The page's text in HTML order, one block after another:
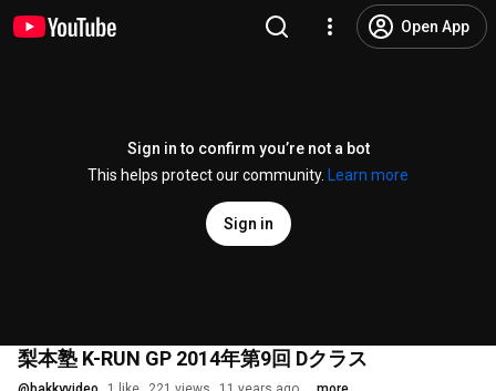
Open App
Sign in to confirm you’re not a bot
This helps protect our community.
Learn more
Sign in
梨本塾 K-RUN GP 2014年第9回 Dクラス